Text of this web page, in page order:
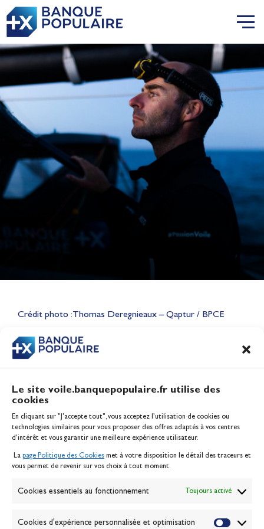
Le site voile.banquepopulaire.fr utilise des
cookies
En cliquant sur "J'accepte tout", vous acceptez l’utilisation de cookies ou
technologies similaires pour vous proposer des offres adaptés à vos centres
d’intérêt et vous garantir une meilleure expérience utilisateur.
La page Politique des Cookies met à votre disposition le détail des traceurs et
vous permet de revenir sur vos choix à tout moment.
Cookies essentiels au fonctionnement Toujours activé
Cookies d'expérience personnalisée et optimisation
Crédit photo : Thomas Deregnieaux – Qaptur / BPCE
CONTENU
Lauriane Nolot en or à Long
Jeux Olympiques 2028
Inscription serveur média
Contact
Politique des cookies
Banque de la voile
Passion Voile TV